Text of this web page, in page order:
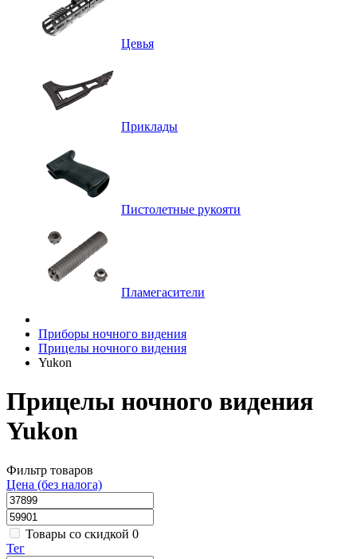
Цевья
Приклады
Пистолетные рукояти
Пламегасители
Приборы ночного видения
Прицелы ночного видения
Yukon
Прицелы ночного видения
Yukon
Фильтр товаров
Цена (без налога)
Товары со скидкой 0
Тег